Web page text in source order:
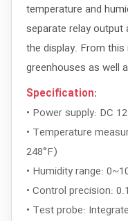
temperature and
separate relay output
the display. From this
greenhouses as well
Specification:
• Power supply: DC
• Temperature
248°F)
• Humidity range:
• Control precision:
• Test probe: